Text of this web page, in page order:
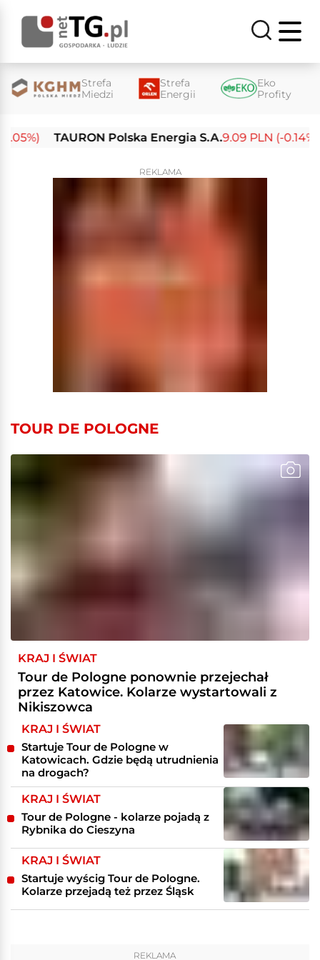
Strefa
Miedzi
Strefa
Energii
Eko
Profity
TAURON Polska Energia S.A.9.09 PLN (-0.14%)
REKLAMA
TOUR DE POLOGNE
KRAJ I ŚWIAT
Tour de Pologne ponownie przejechał
przez Katowice. Kolarze wystartowali z
Nikiszowca
KRAJ I ŚWIAT
Startuje Tour de Pologne w
Katowicach. Gdzie będą utrudnienia
na drogach?
KRAJ I ŚWIAT
Tour de Pologne - kolarze pojadą z
Rybnika do Cieszyna
KRAJ I ŚWIAT
Startuje wyścig Tour de Pologne.
Kolarze przejadą też przez Śląsk
REKLAMA